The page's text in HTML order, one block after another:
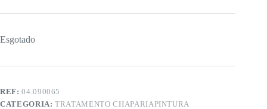
Esgotado
REF:04.090065
CATEGORIA:TRATAMENTO CHAPARIAPINTURA